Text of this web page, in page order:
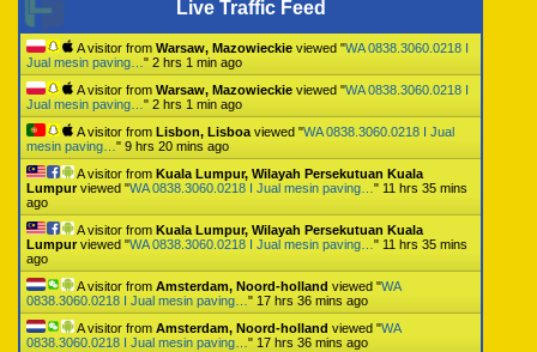
Live Traffic Feed
A visitor from Warsaw, Mazowieckie viewed "WA 0838.3060.0218 I
Jual mesin paving… " 2 hrs 1 min ago
A visitor from Warsaw, Mazowieckie viewed "WA 0838.3060.0218 I
Jual mesin paving… " 2 hrs 1 min ago
A visitor from Lisbon, Lisboa viewed "WA 0838.3060.0218 I Jual
mesin paving… " 9 hrs 20 mins ago
A visitor from Kuala Lumpur, Wilayah Persekutuan Kuala
Lumpurviewed "WA 0838.3060.0218 I Jual mesin paving… " 11 hrs 35 mins
ago
A visitor from Kuala Lumpur, Wilayah Persekutuan Kuala
Lumpurviewed "WA 0838.3060.0218 I Jual mesin paving… " 11 hrs 35 mins
ago
A visitor from Amsterdam, Noord-holland viewed "WA
0838.3060.0218 I Jual mesin paving… " 17 hrs 36 mins ago
A visitor from Amsterdam, Noord-holland viewed "WA
0838.3060.0218 I Jual mesin paving… " 17 hrs 36 mins ago